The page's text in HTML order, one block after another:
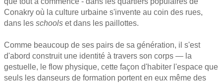
Conakry où la culture urbaine s'invente au coin des rues,
dans les schoolset dans les paillottes.
Comme beaucoup de ses pairs de sa génération, il s'est
d'abord construit une identité à travers son corps — la
gestuelle, le flow physique, cette façon d'habiter l'espace que
seuls les danseurs de formation portent en eux même des